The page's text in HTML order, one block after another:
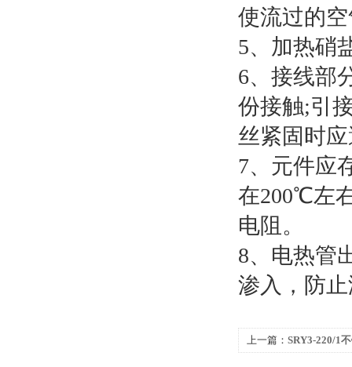
使流过的
5、加热硝
6、接线部
份接触;引
丝紧固时
7、元件应
在200℃左
电阻。
8、电热管
渗入，防
上一篇： SRY3-220/1